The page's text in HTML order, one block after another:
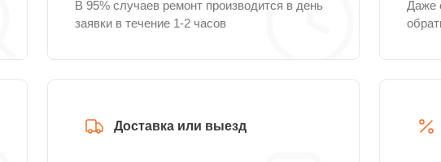
В 95% случаев ремонт производится в день
заявки в течение 1-2 часов
Даже
Доставка или выезд